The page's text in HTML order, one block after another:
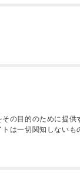
の目的のために提供
は一切関知しないも